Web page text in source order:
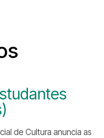
de Cultura anuncia as